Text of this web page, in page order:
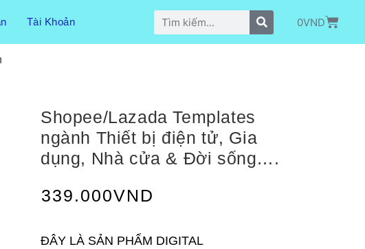
Tài Khoản 0VND
Shopee/Lazada Templates
ngành Thiết bị điện tử, Gia
dụng, Nhà cửa & Đời sống….
339.000VND
ĐÂY LÀ SẢN PHẨM DIGITAL